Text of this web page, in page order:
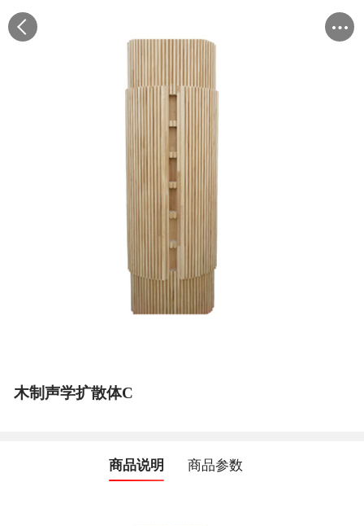
木制声学扩散体C
商品说明 商品参数